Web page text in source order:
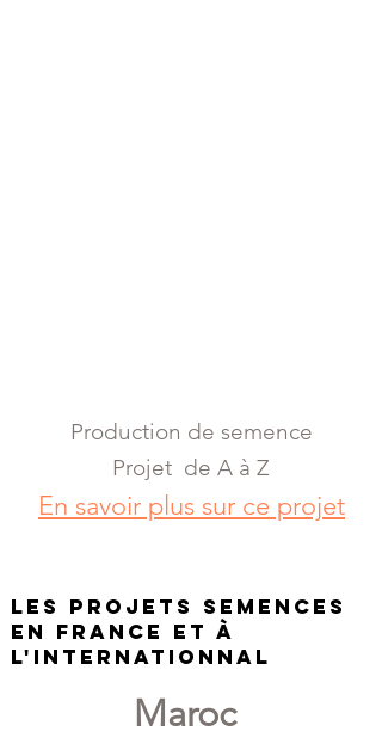
Production de semence
Projet de A à Z
En savoir plus sur ce projet
Les projets semences
en France et à
l'internationnal
Maroc